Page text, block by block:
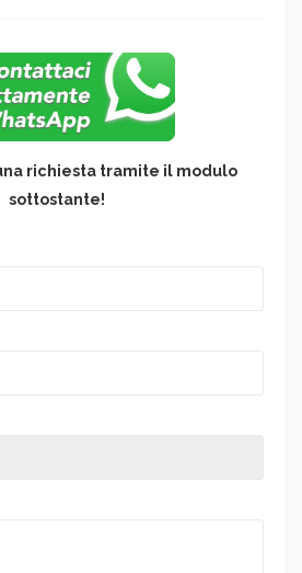
richiesta tramite il modulo
sottostante!